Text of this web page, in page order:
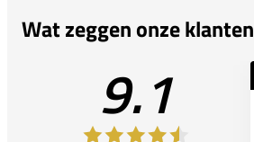
Wat zeggen onze klanten
9.1